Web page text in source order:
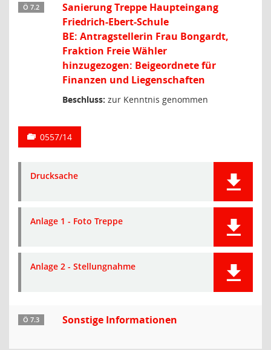
Ö 7.2
Sanierung Treppe Haupteingang
Friedrich-Ebert-Schule
BE: Antragstellerin Frau Bongardt,
Fraktion Freie Wähler
hinzugezogen: Beigeordnete für
Finanzen und Liegenschaften
Beschluss: zur Kenntnis genommen
0557/14
Drucksache
Anlage 1 - Foto Treppe
Anlage 2 - Stellungnahme
Ö 7.3 Sonstige Informationen